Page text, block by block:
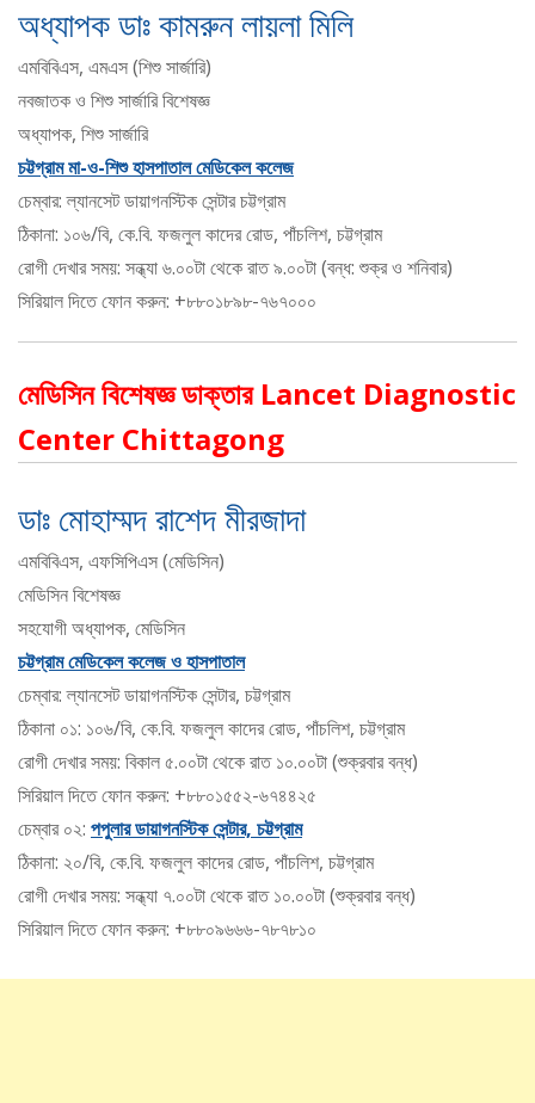
অধ্যাপক ডাঃ কামরুন লায়লা মিলি
এমবিবিএস, এমএস (শিশু সার্জারি)
নবজাতক ও শিশু সার্জারি বিশেষজ্ঞ
অধ্যাপক, শিশু সার্জারি
চট্টগ্রাম মা-ও-শিশু হাসপাতাল মেডিকেল কলেজ
চেম্বার: ল্যানসেট ডায়াগনস্টিক সেন্টার চট্টগ্রাম
ঠিকানা: ১০৬/বি, কে.বি. ফজলুল কাদের রোড, পাঁচলিশ, চট্টগ্রাম
রোগী দেখার সময়: সন্ধ্যা ৬.০০টা থেকে রাত ৯.০০টা (বন্ধ: শুক্র ও শনিবার)
সিরিয়াল দিতে ফোন করুন: +৮৮০১৮৯৮-৭৬৭০০০
মেডিসিন বিশেষজ্ঞ ডাক্তার Lancet Diagnostic
Center Chittagong
ডাঃ মোহাম্মদ রাশেদ মীরজাদা
এমবিবিএস, এফসিপিএস (মেডিসিন)
মেডিসিন বিশেষজ্ঞ
সহযোগী অধ্যাপক, মেডিসিন
চট্টগ্রাম মেডিকেল কলেজ ও হাসপাতাল
চেম্বার: ল্যানসেট ডায়াগনস্টিক সেন্টার, চট্টগ্রাম
ঠিকানা ০১: ১০৬/বি, কে.বি. ফজলুল কাদের রোড, পাঁচলিশ, চট্টগ্রাম
রোগী দেখার সময়: বিকাল ৫.০০টা থেকে রাত ১০.০০টা (শুক্রবার বন্ধ)
সিরিয়াল দিতে ফোন করুন: +৮৮০১৫৫২-৬৭৪৪২৫
চেম্বার ০২: পপুলার ডায়াগনস্টিক সেন্টার, চট্টগ্রাম
ঠিকানা: ২০/বি, কে.বি. ফজলুল কাদের রোড, পাঁচলিশ, চট্টগ্রাম
রোগী দেখার সময়: সন্ধ্যা ৭.০০টা থেকে রাত ১০.০০টা (শুক্রবার বন্ধ)
সিরিয়াল দিতে ফোন করুন: +৮৮০৯৬৬৬-৭৮৭৮১০